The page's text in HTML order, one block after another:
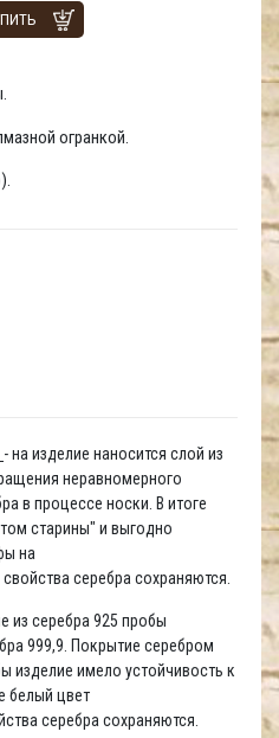
огранкой.
- на изделие наносится слой из
неравномерного
в процессе носки. В итоге
старины" и выгодно
на
серебра сохраняются.
из серебра 925 пробы
999,9. Покрытие серебром
изделие имело устойчивость к
белый цвет
серебра сохраняются.